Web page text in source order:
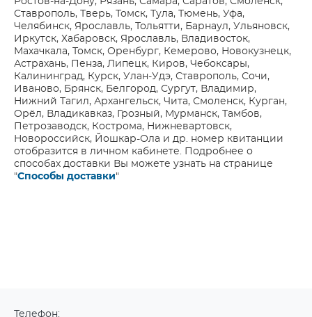
Ставрополь, Тверь, Томск, Тула, Тюмень, Уфа,
Челябинск, Ярославль, Тольятти, Барнаул, Ульяновск,
Иркутск, Хабаровск, Ярославль, Владивосток,
Махачкала, Томск, Оренбург, Кемерово, Новокузнецк,
Астрахань, Пенза, Липецк, Киров, Чебоксары,
Калининград, Курск, Улан-Удэ, Ставрополь, Сочи,
Иваново, Брянск, Белгород, Сургут, Владимир,
Нижний Тагил, Архангельск, Чита, Смоленск, Курган,
Орёл, Владикавказ, Грозный, Мурманск, Тамбов,
Петрозаводск, Кострома, Нижневартовск,
Новороссийск, Йошкар-Ола и др. номер квитанции
отобразится в личном кабинете. Подробнее о
способах доставки Вы можете узнать на странице
"Способы доставки"
Телефон: